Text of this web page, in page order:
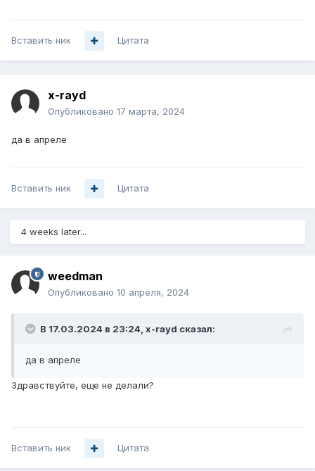
Вставить ник Цитата
x-rayd
Опубликовано 17 марта, 2024
да в апреле
Вставить ник Цитата
4 weeks later...
weedman
Опубликовано 10 апреля, 2024
В 17.03.2024 в 23:24, x-rayd сказал:
да в апреле
Здравствуйте, еще не делали?
Вставить ник Цитата